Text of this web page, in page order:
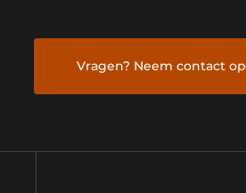
Vragen? Neem contact op